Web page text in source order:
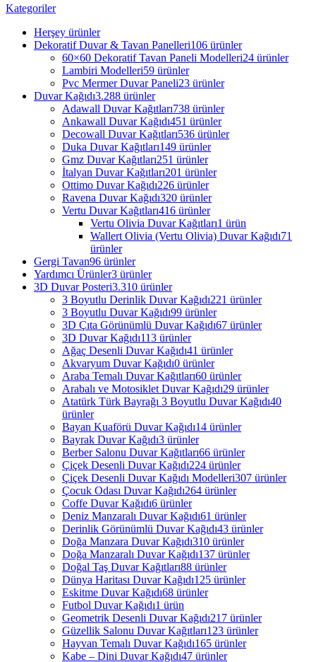
Kategoriler
Herşey ürünler
Dekoratif Duvar & Tavan Panelleri106 ürünler
60×60 Dekoratif Tavan Paneli Modelleri24 ürünler
Lambiri Modelleri59 ürünler
Pvc Mermer Duvar Paneli23 ürünler
Duvar Kağıdı3.288 ürünler
Adawall Duvar Kağıtları738 ürünler
Ankawall Duvar Kağıdı451 ürünler
Decowall Duvar Kağıtları536 ürünler
Duka Duvar Kağıtları149 ürünler
Gmz Duvar Kağıtları251 ürünler
İtalyan Duvar Kağıtları201 ürünler
Ottimo Duvar Kağıdı226 ürünler
Ravena Duvar Kağıdı320 ürünler
Vertu Duvar Kağıtları416 ürünler
Vertu Olivia Duvar Kağıtları1 ürün
Wallert Olivia (Vertu Olivia) Duvar Kağıdı71
ürünler
Gergi Tavan96 ürünler
Yardımcı Ürünler3 ürünler
3D Duvar Posteri3.310 ürünler
3 Boyutlu Derinlik Duvar Kağıdı221 ürünler
3 Boyutlu Duvar Kağıdı99 ürünler
3D Çıta Görünümlü Duvar Kağıdı67 ürünler
3D Duvar Kağıdı113 ürünler
Ağaç Desenli Duvar Kağıdı41 ürünler
Akvaryum Duvar Kağıdı0 ürünler
Araba Temalı Duvar Kağıtları60 ürünler
Arabalı ve Motosiklet Duvar Kağıdı29 ürünler
Atatürk Türk Bayrağı 3 Boyutlu Duvar Kağıdı40
ürünler
Bayan Kuaförü Duvar Kağıdı14 ürünler
Bayrak Duvar Kağıdı3 ürünler
Berber Salonu Duvar Kağıtları66 ürünler
Çiçek Desenli Duvar Kağıdı224 ürünler
Çiçek Desenli Duvar Kağıdı Modelleri307 ürünler
Çocuk Odası Duvar Kağıdı264 ürünler
Coffe Duvar Kağıdı6 ürünler
Deniz Manzaralı Duvar Kağıdı61 ürünler
Derinlik Görünümlü Duvar Kağıdı43 ürünler
Doğa Manzara Duvar Kağıdı310 ürünler
Doğa Manzaralı Duvar Kağıdı137 ürünler
Doğal Taş Duvar Kağıtları88 ürünler
Dünya Haritası Duvar Kağıdı125 ürünler
Eskitme Duvar Kağıdı68 ürünler
Futbol Duvar Kağıdı1 ürün
Geometrik Desenli Duvar Kağıdı217 ürünler
Güzellik Salonu Duvar Kağıtları123 ürünler
Hayvan Temalı Duvar Kağıdı165 ürünler
Kabe – Dini Duvar Kağıdı47 ürünler